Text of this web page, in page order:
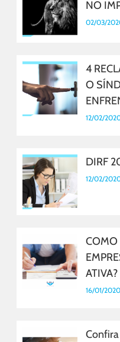
NO
02/03/
4
O
12/02/
DIRF
12/02/
COMO
ATIVA?
16/01/2020